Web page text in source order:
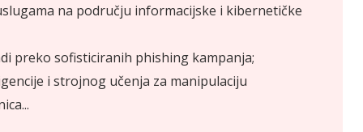
na području informacijske i kibernetičke
preko sofisticiranih phishing kampanja;
i strojnog učenja za manipulaciju